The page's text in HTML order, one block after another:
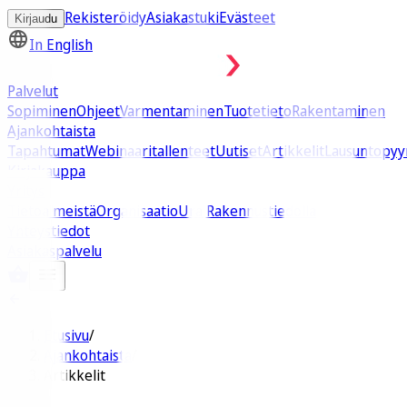
Kirjaudu RekisteröidyAsiakastukiEvästeet
In English
Palvelut
SopiminenOhjeetVarmentaminenTuotetietoRakentaminen
Ajankohtaista
TapahtumatWebinaaritallenteetUutisetArtikkelit
Kirjakauppa
Tietoa meistäOrganisaatioUra Rakennustiedolla
Yhteystiedot
Asiakaspalvelu
Etusivu/
Ajankohtaista
Artikkelit